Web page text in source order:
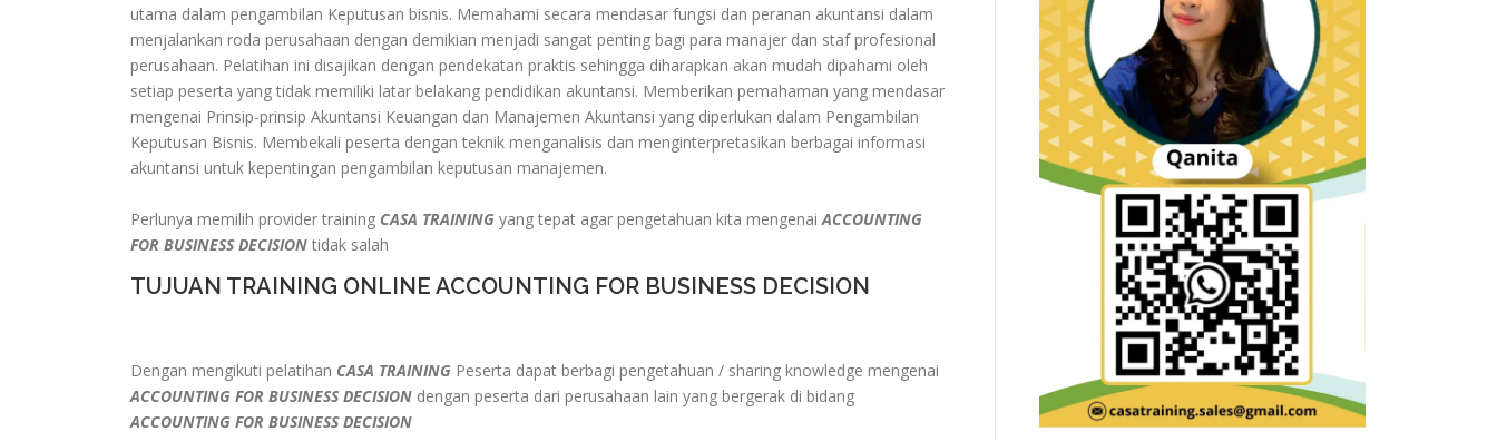
utama dalam pengambilan Keputusan bisnis. Memahami secara mendasar fungsi dan peranan akuntansi dalam
menjalankan roda perusahaan dengan demikian menjadi sangat penting bagi para manajer dan staf profesional
perusahaan. Pelatihan ini disajikan dengan pendekatan praktis sehingga diharapkan akan mudah dipahami oleh
setiap peserta yang tidak memiliki latar belakang pendidikan akuntansi. Memberikan pemahaman yang mendasar
mengenai Prinsip-prinsip Akuntansi Keuangan dan Manajemen Akuntansi yang diperlukan dalam Pengambilan
Keputusan Bisnis. Membekali peserta dengan teknik menganalisis dan menginterpretasikan berbagai informasi
akuntansi untuk kepentingan pengambilan keputusan manajemen.
Perlunya memilih provider training CASA TRAINING yang tepat agar pengetahuan kita mengenaiACCOUNTING
FOR BUSINESS DECISION tidak salah
TUJUAN TRAINING ONLINE ACCOUNTING FOR BUSINESS DECISION
Dengan mengikuti pelatihan CASA TRAINING Peserta dapat berbagi pengetahuan / sharing knowledge mengenai
ACCOUNTING FOR BUSINESS DECISION dengan peserta dari perusahaan lain yang bergerak di bidang
ACCOUNTING FOR BUSINESS DECISION